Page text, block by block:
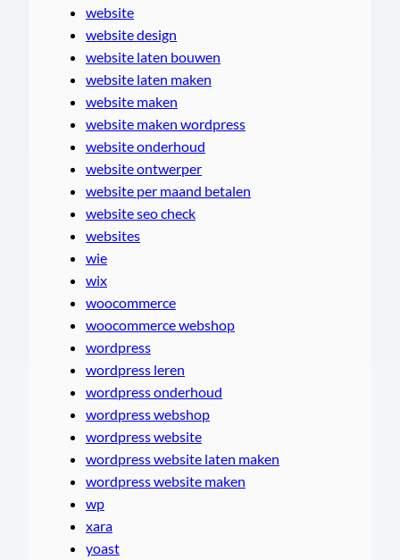
website
website design
website laten bouwen
website laten maken
website maken
website maken wordpress
website onderhoud
website ontwerper
website per maand betalen
website seo check
websites
wie
wix
woocommerce
woocommerce webshop
wordpress
wordpress leren
wordpress onderhoud
wordpress webshop
wordpress website
wordpress website laten maken
wordpress website maken
wp
xara
yoast